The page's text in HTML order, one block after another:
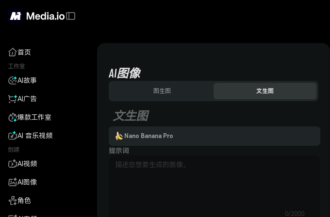
首页
工作室
AI故事
AI广告
爆款工作室
AI 音乐视频
创建
AI视频
AI图像
角色
AI图像
图生图 文生图
文生图
Nano Banana Pro
提示词
0/2000